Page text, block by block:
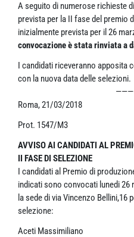
A seguito di numerose richieste
prevista per la II fase del premio
inizialmente prevista per il 26
convocazione è stata rinviata a
I candidati riceveranno apposita
con la nuova data delle selezioni.
Roma, 21/03/2018
Prot. 1547/M3
AVVISO AI CANDIDATI AL
II FASE DI SELEZIONE
I candidati al Premio di
indicati sono convocati lunedi 26
la sede di via Vincenzo Bellini,16
selezione:
Aceti Massimiliano